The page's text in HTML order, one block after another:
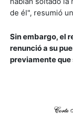
de él", resumió
Sin embargo, el
renunció a su
previamente